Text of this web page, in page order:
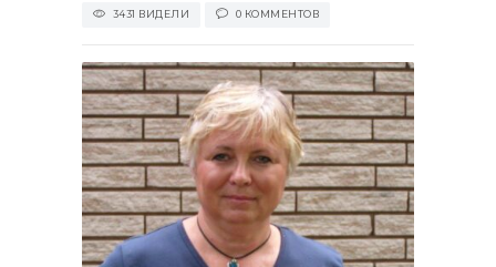
3431 ВИДЕЛИ 0 КОММЕНТОВ